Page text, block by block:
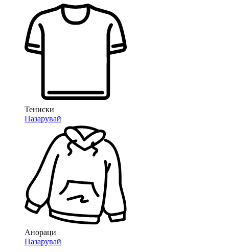
Тениски
Пазарувай
Анораци
Пазарувай